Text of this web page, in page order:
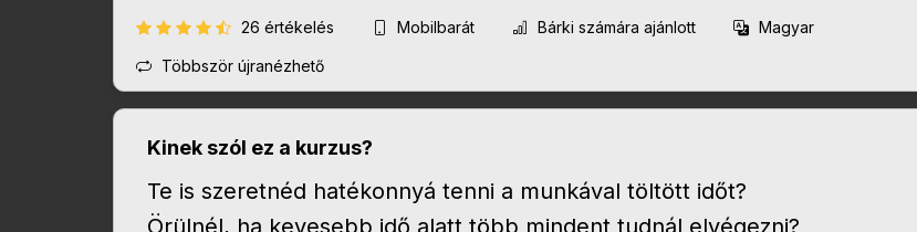
26 értékelés Mobilbarát Bárki számára ajánlott Magyar
Többször újranézhető
Kinek szól ez a kurzus?
Te is szeretnéd hatékonnyá tenni a munkával töltött időt?
Örülnél, ha kevesebb idő alatt több mindent tudnál elvégezni?